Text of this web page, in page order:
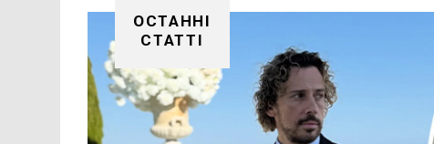
ОСТАННІ
СТАТТІ